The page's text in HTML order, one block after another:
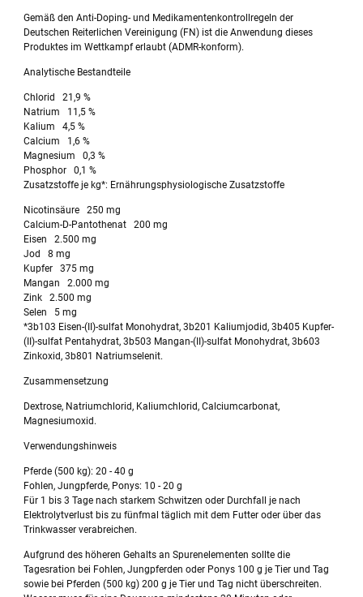
Gemäß den Anti-Doping- und Medikamentenkontrollregeln der
Deutschen Reiterlichen Vereinigung (FN) ist die Anwendung dieses
Produktes im Wettkampf erlaubt (ADMR-konform).
Analytische Bestandteile
Chlorid 21,9 %
Natrium 11,5 %
Kalium 4,5 %
Calcium 1,6 %
Magnesium 0,3 %
Phosphor 0,1 %
Zusatzstoffe je kg*: Ernährungsphysiologische Zusatzstoffe
Nicotinsäure 250 mg
Calcium-D-Pantothenat 200 mg
Eisen 2.500 mg
Jod 8 mg
Kupfer 375 mg
Mangan 2.000 mg
Zink 2.500 mg
Selen 5 mg
*3b103 Eisen-(II)-sulfat Monohydrat, 3b201 Kaliumjodid, 3b405 Kupfer-
(II)-sulfat Pentahydrat, 3b503 Mangan-(II)-sulfat Monohydrat, 3b603
Zinkoxid, 3b801 Natriumselenit.
Zusammensetzung
Dextrose, Natriumchlorid, Kaliumchlorid, Calciumcarbonat,
Magnesiumoxid.
Verwendungshinweis
Pferde (500 kg): 20 - 40 g
Fohlen, Jungpferde, Ponys: 10 - 20 g
Für 1 bis 3 Tage nach starkem Schwitzen oder Durchfall je nach
Elektrolytverlust bis zu fünfmal täglich mit dem Futter oder über das
Trinkwasser verabreichen.
Aufgrund des höheren Gehalts an Spurenelementen sollte die
Tagesration bei Fohlen, Jungpferden oder Ponys 100 g je Tier und Tag
sowie bei Pferden (500 kg) 200 g je Tier und Tag nicht überschreiten.